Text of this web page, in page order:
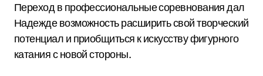
Переход в профессиональные соревнования дал
Надежде возможность расширить свой творческий
потенциал и приобщиться к искусству фигурного
катания с новой стороны.